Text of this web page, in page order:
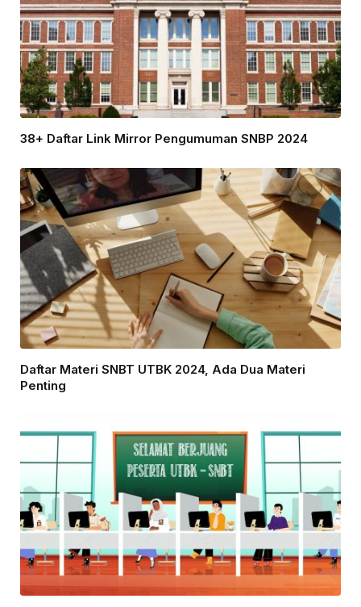
38+ Daftar Link Mirror Pengumuman SNBP 2024
Daftar Materi SNBT UTBK 2024, Ada Dua Materi
Penting